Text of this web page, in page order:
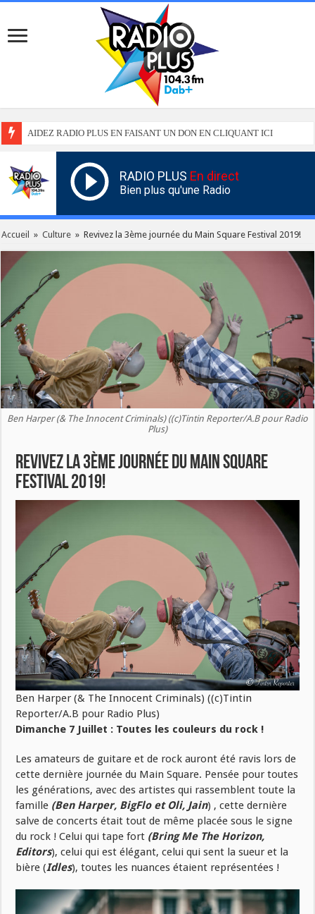
AIDEZ RADIO PLUS EN FAISANT UN DON EN CLIQUANT ICI
RADIO PLUS En direct
Bien plus qu'une Radio
Accueil » Culture » Revivez la 3ème journée du Main Square Festival 2019!
Ben Harper (& The Innocent Criminals) ((c)Tintin Reporter/A.B pour Radio
Plus)
Revivez la 3ème journée du Main Square
Festival 2019!
Ben Harper (& The Innocent Criminals) ((c)Tintin
Reporter/A.B pour Radio Plus)
Dimanche 7 Juillet : Toutes les couleurs du rock !
Les amateurs de guitare et de rock auront été ravis lors de
cette dernière journée du Main Square. Pensée pour toutes
les générations, avec des artistes qui rassemblent toute la
famille (Ben Harper, BigFlo et Oli, Jain) , cette dernière
salve de concerts était tout de même placée sous le signe
du rock ! Celui qui tape fort (Bring Me The Horizon,
Editors), celui qui est élégant, celui qui sent la sueur et la
bière (Idles), toutes les nuances étaient représentées !